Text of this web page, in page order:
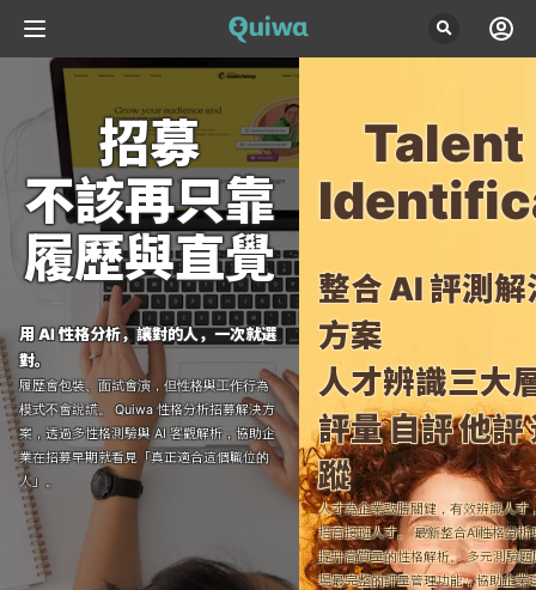
招募
不該再只靠
履歷與直覺
用 AI 性格分析，讓對的人，一次就選
對。
履歷會包裝、面試會演，但性格與工作行為
模式不會說謊。
Quiwa 性格分析招募解決方
案，透過多性格測驗與 AI 客觀解析，協助企
業在招募早期就看見「真正適合這個職位的
人」。
Talent
整合 AI 評測解
方案
人才辨識三大
評量 自評 他評
蹤
人才為企業致勝關鍵，有效辨識人才
培育接班人才。最新整合AI性格分析
提升高質量的性格解析。多元測驗題
場最完整的評量管理功能，協助企業